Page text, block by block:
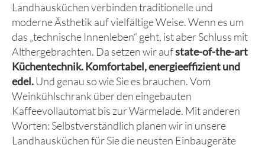
Landhausküchen verbinden traditionelle und
moderne Ästhetik auf vielfältige Weise. Wenn es um
das „technische Innenleben“ geht, ist aber Schluss mit
Althergebrachten. Da setzen wir aufstate-of-the-art
Küchentechnik. Komfortabel, energieeffizient und
edel.Und genau so wie Sie es brauchen. Vom
Weinkühlschrank über den eingebauten
Kaffeevollautomat bis zur Wärmelade. Mit anderen
Worten: Selbstverständlich planen wir in unsere
Landhausküchen für Sie die neusten Einbaugeräte